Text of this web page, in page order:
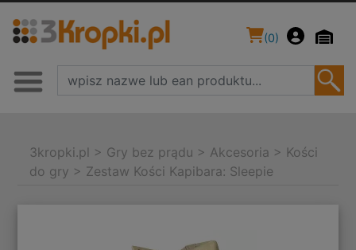
(0)
3kropki.pl > Gry bez prądu > Akcesoria > Kości
do gry > Zestaw Kości Kapibara: Sleepie